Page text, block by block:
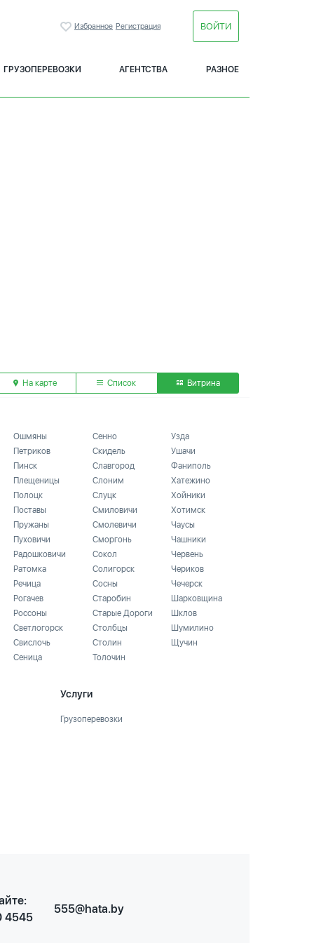
Избранное Регистрация ВОЙТИ
ГРУЗОПЕРЕВОЗКИ АГЕНТСТВА РАЗНОЕ
На карте Список Витрина
Ошмяны
Петриков
Пинск
Плещеницы
Полоцк
Поставы
Пружаны
Пуховичи
Радошковичи
Ратомка
Речица
Рогачев
Россоны
Светлогорск
Свислочь
Сеница
Сенно
Скидель
Славгород
Слоним
Слуцк
Смиловичи
Смолевичи
Сморгонь
Сокол
Солигорск
Сосны
Старобин
Старые Дороги
Столбцы
Столин
Толочин
Узда
Ушачи
Фаниполь
Хатежино
Хойники
Хотимск
Чаусы
Чашники
Червень
Чериков
Чечерск
Шарковщина
Шклов
Шумилино
Щучин
Услуги
Грузоперевозки
4545
555@hata.by